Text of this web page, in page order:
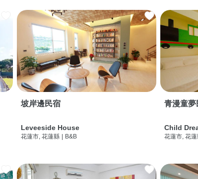
坡岸邊民宿
Leveeside House
花蓮市, 花蓮縣 | B&B
青漫童夢
Child
花蓮市, 花蓮